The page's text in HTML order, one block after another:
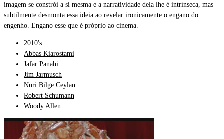
imagem se constrói a si mesma e a narratividade dela lhe é intrínseca, mas
subtilmente desmonta essa ideia ao revelar ironicamente o engano do
engenho. Engano esse que é próprio ao cinema.
2010's
Abbas Kiarostami
Jafar Panahi
Jim Jarmusch
Nuri Bilge Ceylan
Robert Schumann
Woody Allen